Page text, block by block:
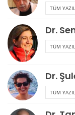
TÜM
Dr.
TÜM
Dr.
TÜM